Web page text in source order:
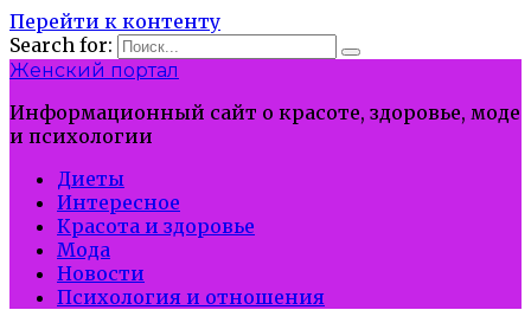
Перейти к контенту
Search for:
Женский портал
Информационный сайт о красоте, здоровье, моде
и психологии
Диеты
Интересное
Красота и здоровье
Мода
Новости
Психология и отношения